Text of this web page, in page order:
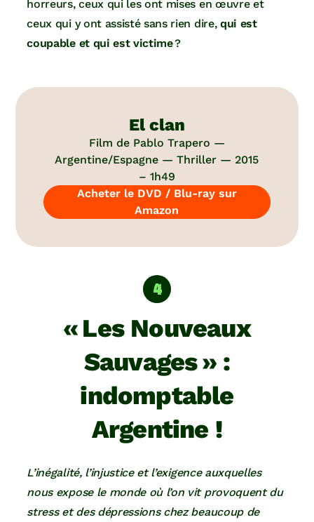
horreurs, ceux qui les ont mises en œuvre et
ceux qui y ont assisté sans rien dire,qui est
coupable et qui est victime?
El clan
Film de Pablo Trapero —
Argentine/Espagne — Thriller — 2015
– 1h49
Acheter le DVD / Blu-ray sur
Amazon
« Les Nouveaux
Sauvages » :
indomptable
Argentine !
L’inégalité, l’injustice et l’exigence auxquelles
nous expose le monde où l’on vit provoquent du
stress et des dépressions chez beaucoup de